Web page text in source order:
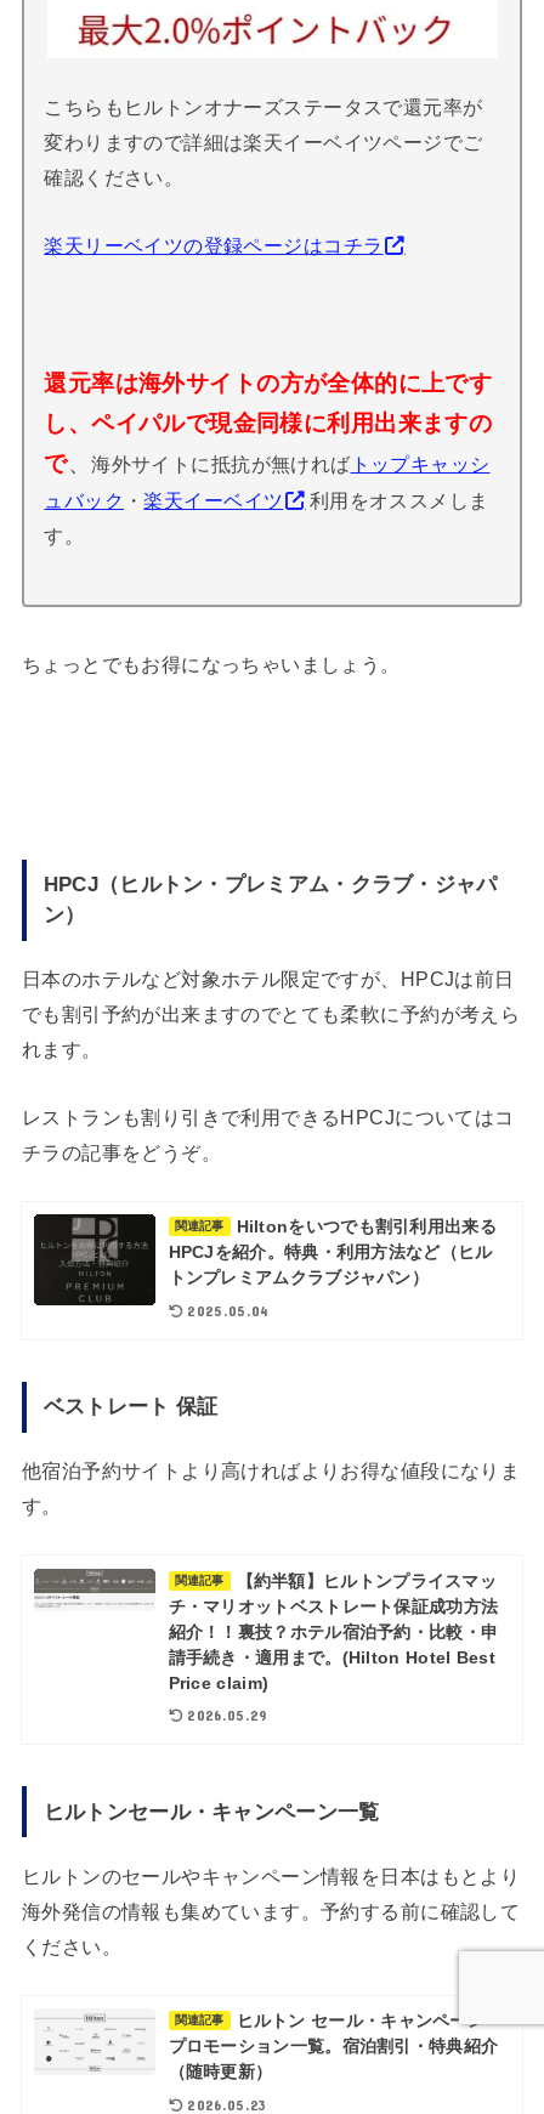
こちらもヒルトンオナーズステータスで還元率が
変わりますので詳細は楽天イーベイツページでご
確認ください。
楽天リーベイツの登録ページはコチラ
還元率は海外サイトの方が全体的に上です
し、ペイパルで現金同様に利用出来ますの
で、海外サイトに抵抗が無ければ トップキャッシ
ュバック ・楽天イーベイツ
利用をオススメしま
す。
ちょっとでもお得になっちゃいましょう。
HPCJ（ヒルトン・プレミアム・クラブ・ジャパ
ン）
日本のホテルなど対象ホテル限定ですが、HPCJは前日
でも割引予約が出来ますのでとても柔軟に予約が考えら
れます。
レストランも割り引きで利用できるHPCJについてはコ
チラの記事をどうぞ。
関連記事
Hiltonをいつでも割引利用出来る
HPCJを紹介。特典・利用方法など（ヒル
トンプレミアムクラブジャパン）
2025.05.04
ベストレート 保証
他宿泊予約サイトより高ければよりお得な値段になりま
す。
関連記事
【約半額】ヒルトンプライスマッ
チ・マリオットベストレート保証成功方法
紹介！！裏技？ホテル宿泊予約・比較・申
請手続き・適用まで。(Hilton Hotel Best
Price claim)
2026.05.29
ヒルトンセール・キャンペーン一覧
ヒルトンのセールやキャンペーン情報を日本はもとより
海外発信の情報も集めています。予約する前に確認して
ください。
関連記事
ヒルトン セール・キャンペーン・
プロモーション一覧。宿泊割引・特典紹介
（随時更新）
2026.05.23